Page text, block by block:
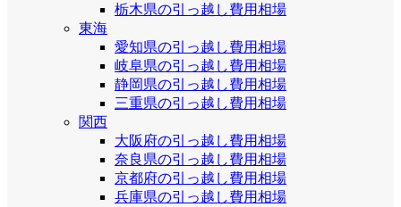
栃木県の引っ越し費用相場
東海
愛知県の引っ越し費用相場
岐阜県の引っ越し費用相場
静岡県の引っ越し費用相場
三重県の引っ越し費用相場
関西
大阪府の引っ越し費用相場
奈良県の引っ越し費用相場
京都府の引っ越し費用相場
兵庫県の引っ越し費用相場